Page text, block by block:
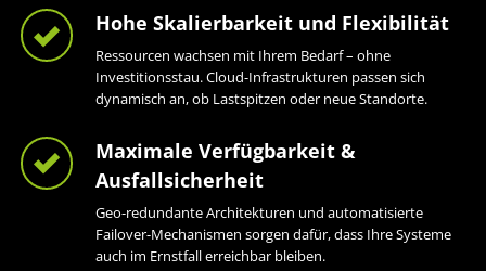
Hohe Skalierbarkeit und Flexibilität
Ressourcen wachsen mit Ihrem Bedarf – ohne
Investitionsstau. Cloud-Infrastrukturen passen sich
dynamisch an, ob Lastspitzen oder neue Standorte.
Maximale Verfügbarkeit &
Ausfallsicherheit
Geo-redundante Architekturen und automatisierte
Failover-Mechanismen sorgen dafür, dass Ihre Systeme
auch im Ernstfall erreichbar bleiben.